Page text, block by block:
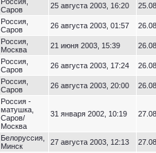
Саров
25 августа 2003, 16:20
Россия,
Саров
26 августа 2003, 01:57
Россия,
Москва
21 июня 2003, 15:39
Россия,
Саров
26 августа 2003, 17:24
Россия,
Саров
26 августа 2003, 20:00
Россия -
матушка,
Саров/
Москва
31 января 2002, 10:19
Белоруссия,
Минск
27 августа 2003, 12:13